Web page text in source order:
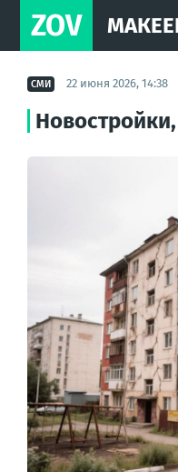
ZOV
СМИ 22 июня 2026, 14:38